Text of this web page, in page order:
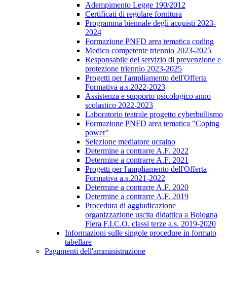
Adempimento Legge 190/2012
Certificati di regolare fornitura
Programma biennale degli acquisti 2023-
2024
Formazione PNFD area tematica coding
Medico competente triennio 2023-2025
Responsabile del servizio di prevenzione e
protezione triennio 2023-2025
Progetti per l'ampliamento dell'Offerta
Formativa a.s.2022-2023
Assistenza e supporto psicologico anno
scolastico 2022-2023
Laboratorio teatrale progetto cyberbullismo
Formazione PNFD area tematica "Coping
power"
Selezione mediatore ucraino
Determine a contrarre A.F. 2022
Determine a contrarre A.F. 2021
Progetti per l'ampliamento dell'Offerta
Formativa a.s.2021-2022
Determine a contrarre A.F. 2020
Determine a contrarre A.F. 2019
Procedura di aggiudicazione
organizzazione uscita didattica a Bologna
Fiera F.I.C.O. classi terze a.s. 2019-2020
Informazioni sulle singole procedure in formato
tabellare
Pagamenti dell'amministrazione